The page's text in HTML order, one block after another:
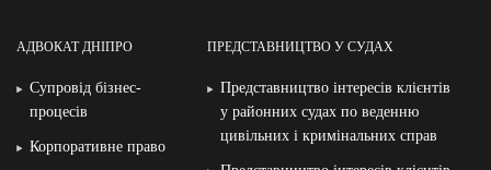
АДВОКАТ ДНІПРО
Супровід бізнес-
процесів
Корпоративне право
ПРЕДСТАВНИЦТВО У СУДАХ
Представництво інтересів клієнтів
у районних судах по веденню
цивільних і кримінальних справ